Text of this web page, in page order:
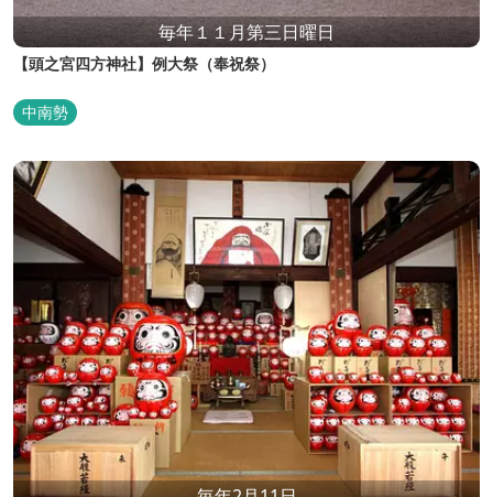
毎年１１月第三日曜日
【頭之宮四方神社】例大祭（奉祝祭）
中南勢